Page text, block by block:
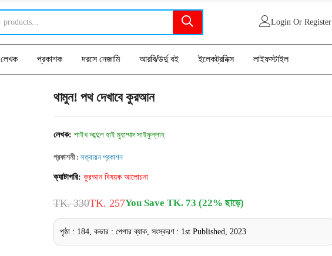
Login Or Register
লেখক প্রকাশক দরসে নেজামি আরবি/উর্দু বই ইলেকট্রনিক্স লাইফস্টাইল
থামুন! পথ দেখাবে কুরআন
লেখক: শাইখ আব্দুল হাই মুহাম্মাদ সাইফুল্লাহ
প্রকাশনী : সত্যায়ন প্রকাশন
ক্যাটাগরি: কুরআন বিষয়ক আলোচনা
TK. 330TK. 257You Save TK. 73 (22% ছাড়ে)
পৃষ্ঠা : 184, কভার : পেপার ব্যাক, সংস্করণ : 1st Published, 2023